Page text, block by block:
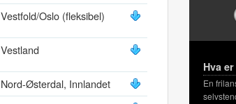
Vestfold/Oslo (fleksibel)
Vestland
Nord-Østerdal, Innlandet
Hva
En